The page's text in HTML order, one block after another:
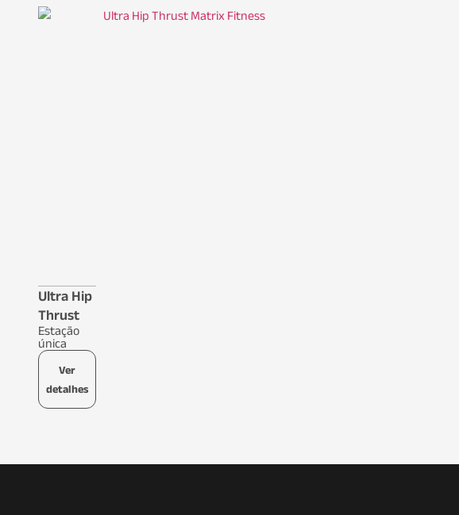
Ultra Hip
Thrust
Estação
única
Ver
detalhes